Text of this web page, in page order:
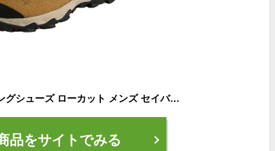
コロンビア トレッキングシューズ ローカット メンズ セイバー4ロウアウトドライ YM7462 264 Columbia od
品をサイトでみる